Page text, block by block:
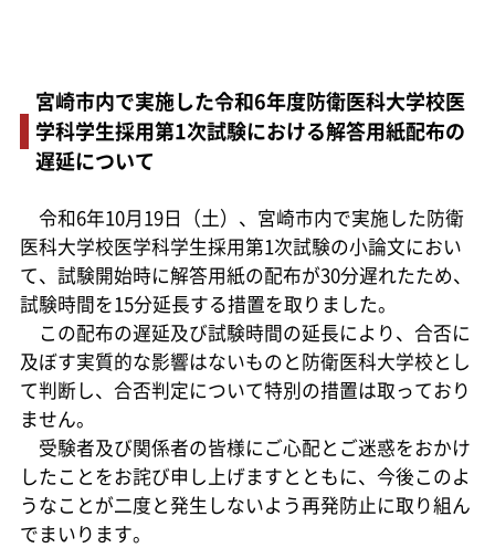
宮崎市内で実施した令和6年度防衛医科大学校医
学科学生採用第1次試験における解答用紙配布の
遅延について
令和6年10月19日（土）、宮崎市内で実施した防衛
医科大学校医学科学生採用第1次試験の小論文におい
て、試験開始時に解答用紙の配布が30分遅れたため、
試験時間を15分延長する措置を取りました。
この配布の遅延及び試験時間の延長により、合否に
及ぼす実質的な影響はないものと防衛医科大学校とし
て判断し、合否判定について特別の措置は取っており
ません。
受験者及び関係者の皆様にご心配とご迷惑をおかけ
したことをお詫び申し上げますとともに、今後このよ
うなことが二度と発生しないよう再発防止に取り組ん
でまいります。